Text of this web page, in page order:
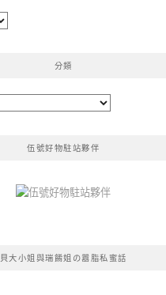
分類
伍號好物駐站夥伴
貝大小姐與瑞餚姐の囂脂私蜜話